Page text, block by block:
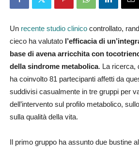
Un recente studio clinico controllato,
cieco ha valutato l’efficacia di
base di avena arricchita con
della sindrome metabolica. La ricerca,
ha coinvolto 81 partecipanti affetti da
suddivisi casualmente in tre gruppi per
dell’intervento sul profilo metabolico,
sulla qualità della vita.
Il primo gruppo ha assunto due bustine